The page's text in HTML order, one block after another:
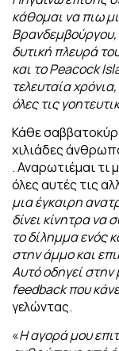
κάθομαι να πιω
Βρανδεμβούργου,
δυτική πλευρά
και το Peacock
τελευταία
όλες τις
Κάθε
χιλιάδες
. Αναρωτιέμαι τι
όλες αυτές τις
μια έγκαιρη
δίνει κίνητρα
το δίλημμα ενός
στην άμμο και
Αυτό οδηγεί στην
feedback που
γελώντας.
«Η αγορά μου